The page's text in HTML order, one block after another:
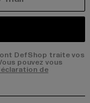
DefShop traite vos
pouvez vous
de